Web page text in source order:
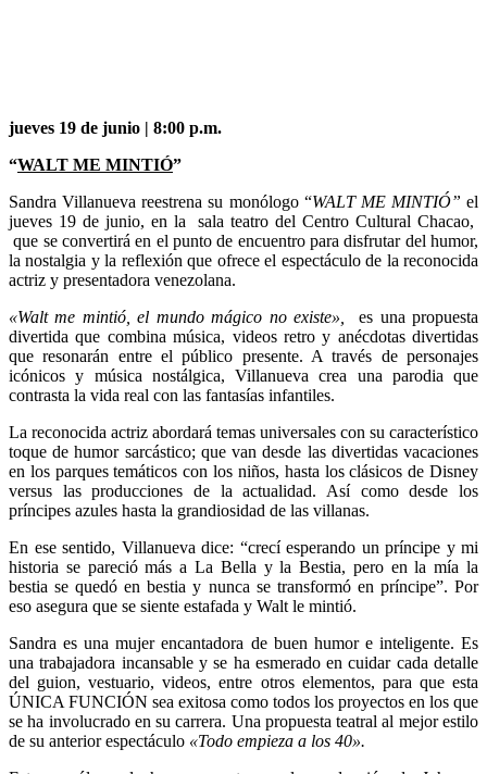
jueves 19 de junio | 8:00 p.m.
“WALT ME MINTIÓ”
Sandra Villanueva reestrena su monólogo “WALT ME MINTIÓ” el
jueves 19 de junio, en la sala teatro del Centro Cultural Chacao,
que se convertirá en el punto de encuentro para disfrutar del humor,
la nostalgia y la reflexión que ofrece el espectáculo de la reconocida
actriz y presentadora venezolana.
«Walt me mintió, el mundo mágico no existe»,
es una propuesta
divertida que combina música, videos retro y anécdotas divertidas
que resonarán entre el público presente. A través de personajes
icónicos y música nostálgica, Villanueva crea una parodia que
contrasta la vida real con las fantasías infantiles.
La reconocida actriz abordará temas universales con su característico
toque de humor sarcástico; que van desde las divertidas vacaciones
en los parques temáticos con los niños, hasta los clásicos de Disney
versus las producciones de la actualidad. Así como desde los
príncipes azules hasta la grandiosidad de las villanas.
En ese sentido, Villanueva dice: “crecí esperando un príncipe y mi
historia se pareció más a La Bella y la Bestia, pero en la mía la
bestia se quedó en bestia y nunca se transformó en príncipe”. Por
eso asegura que se siente estafada y Walt le mintió.
Sandra es una mujer encantadora de buen humor e inteligente. Es
una trabajadora incansable y se ha esmerado en cuidar cada detalle
del guion, vestuario, videos, entre otros elementos, para que esta
ÚNICA FUNCIÓN sea exitosa como todos los proyectos en los que
se ha involucrado en su carrera. Una propuesta teatral al mejor estilo
de su anterior espectáculo «Todo empieza a los 40».